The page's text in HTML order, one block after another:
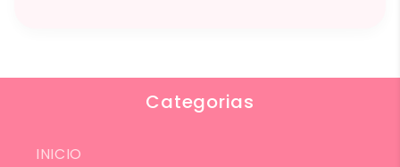
Categorias
INICIO